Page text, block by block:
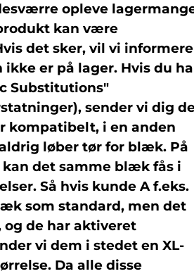
opleve
kan være
det sker, vil vi informere
ikke er på lager. Hvis du
Substitutions"
sender vi dig
kompatibelt, i en anden
løber tør for blæk. På
det samme blæk fås i
Så hvis kunde A f.eks.
som standard, men det
og de har aktiveret
vi dem i stedet en XL-
Da alle disse